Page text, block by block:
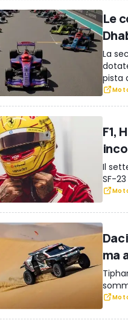
Le
La
pista
F1,
Il
SF-
ma